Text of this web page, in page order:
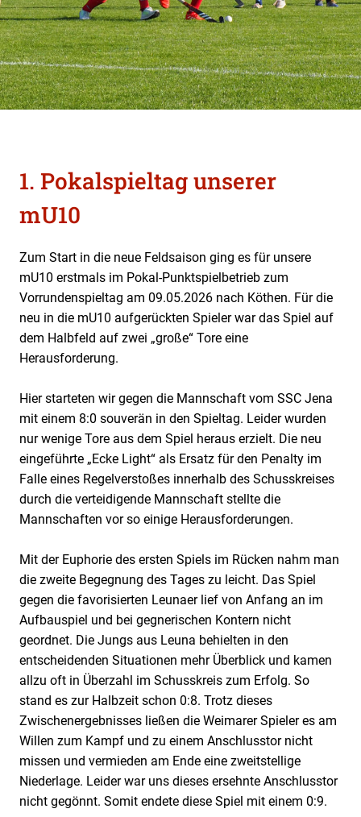
1. Pokalspieltag unserer
mU10
Zum Start in die neue Feldsaison ging es für unsere
mU10 erstmals im Pokal-Punktspielbetrieb zum
Vorrundenspieltag am 09.05.2026 nach Köthen. Für die
neu in die mU10 aufgerückten Spieler war das Spiel auf
dem Halbfeld auf zwei „große“ Tore eine
Herausforderung.
Hier starteten wir gegen die Mannschaft vom SSC Jena
mit einem 8:0 souverän in den Spieltag. Leider wurden
nur wenige Tore aus dem Spiel heraus erzielt. Die neu
eingeführte „Ecke Light“ als Ersatz für den Penalty im
Falle eines Regelverstoßes innerhalb des Schusskreises
durch die verteidigende Mannschaft stellte die
Mannschaften vor so einige Herausforderungen.
Mit der Euphorie des ersten Spiels im Rücken nahm man
die zweite Begegnung des Tages zu leicht. Das Spiel
gegen die favorisierten Leunaer lief von Anfang an im
Aufbauspiel und bei gegnerischen Kontern nicht
geordnet. Die Jungs aus Leuna behielten in den
entscheidenden Situationen mehr Überblick und kamen
allzu oft in Überzahl im Schusskreis zum Erfolg. So
stand es zur Halbzeit schon 0:8. Trotz dieses
Zwischenergebnisses ließen die Weimarer Spieler es am
Willen zum Kampf und zu einem Anschlusstor nicht
missen und vermieden am Ende eine zweitstellige
Niederlage. Leider war uns dieses ersehnte Anschlusstor
nicht gegönnt. Somit endete diese Spiel mit einem 0:9.